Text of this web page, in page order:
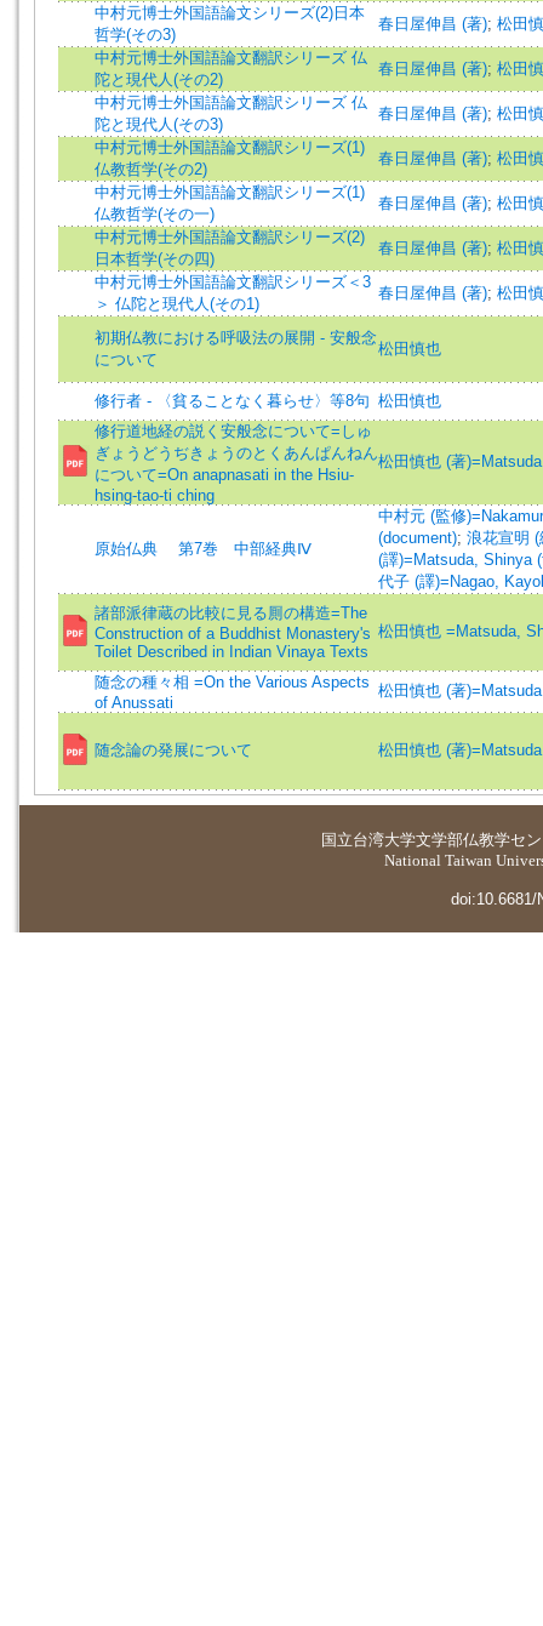
中村元博士外国語論文シリーズ(2)日本
哲学(その3)
春日屋伸昌 (著); 松田
中村元博士外国語論文翻訳シリーズ 仏
陀と現代人(その2)
春日屋伸昌 (著); 松田
中村元博士外国語論文翻訳シリーズ 仏
陀と現代人(その3)
春日屋伸昌 (著); 松田
中村元博士外国語論文翻訳シリーズ(1)
仏教哲学(その2)
春日屋伸昌 (著); 松田
中村元博士外国語論文翻訳シリーズ(1)
仏教哲学(その一)
春日屋伸昌 (著); 松田
中村元博士外国語論文翻訳シリーズ(2)
日本哲学(その四)
春日屋伸昌 (著); 松田
中村元博士外国語論文翻訳シリーズ＜3
＞ 仏陀と現代人(その1)
春日屋伸昌 (著); 松田
初期仏教における呼吸法の展開 - 安般念
について
松田慎也
修行者 - 〈貧ることなく暮らせ〉等8句 松田慎也
修行道地経の説く安般念について=しゅ
ぎょうどうぢきょうのとくあんぱんねん
について=On anapnasati in the Hsiu-
hsing-tao-ti ching
松田慎也 (著
原始仏典 第7巻 中部経典Ⅳ
中村元 (監修
(document); 浪花宣明
(譯)=Matsuda, Shinya
代子 (譯)=Nagao,
諸部派律蔵の比較に見る厠の構造=The
Construction of a Buddhist Monastery's
Toilet Described in Indian Vinaya Texts
松田慎也 =Matsuda,
随念の種々相 =On the Various Aspects
of Anussati
松田慎也 (著
随念論の発展について 松田慎也 (著
国立台湾大学文学部仏教学セ
National Taiwan
doi:10.6681/